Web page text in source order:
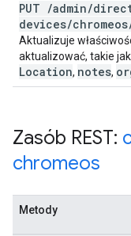
PUT /admin/
devices/chromeos
Aktualizuje
aktualizować, takie jak
Location, notes,
Zasób REST:
chromeos
Metody